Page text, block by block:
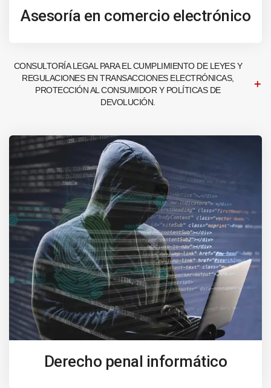
Asesoría en comercio electrónico
CONSULTORÍA LEGAL PARA EL CUMPLIMIENTO DE LEYES Y
REGULACIONES EN TRANSACCIONES ELECTRÓNICAS,
PROTECCIÓN AL CONSUMIDOR Y POLÍTICAS DE
DEVOLUCIÓN.
Derecho penal informático